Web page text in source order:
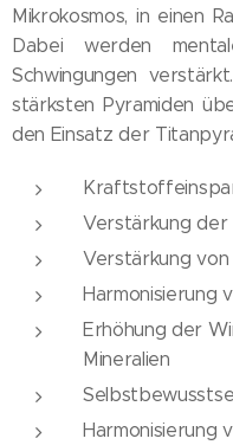
Mikrokosmos, in einen
Dabei werden
Schwingungen
stärksten Pyramiden
den Einsatz der
Verstärkung
Verstärkung
Harmonisierung
Erhöhung der
Mineralien
Harmonisierung